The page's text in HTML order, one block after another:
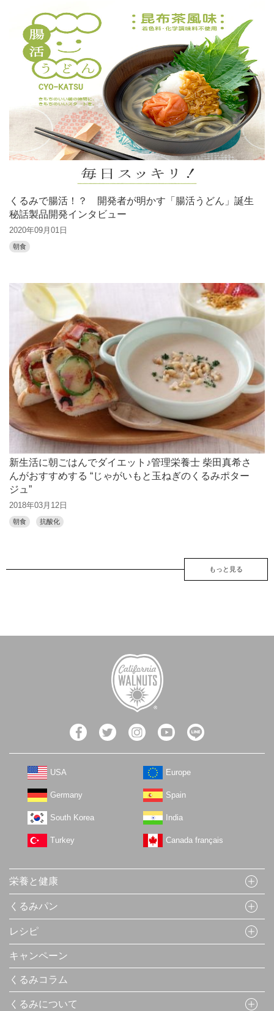
くるみで腸活！？ 開発者が明かす「腸活うどん」誕生
秘話製品開発インタビュー
2020年09月01日
朝食
新生活に朝ごはんでダイエット♪管理栄養士 柴田真希さ
んがおすすめする “じゃがいもと玉ねぎのくるみポター
ジュ”
2018年03月12日
朝食 抗酸化
もっと見る
USA Europe
Germany Spain
South Korea India
Turkey Canada français
栄養と健康
くるみパン
レシピ
キャンペーン
くるみコラム
くるみについて